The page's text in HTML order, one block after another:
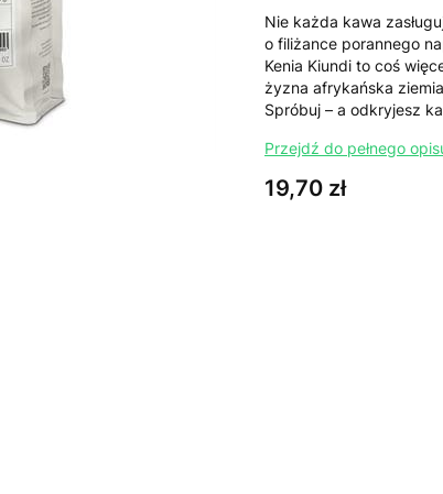
Nie każda kawa
o filiżance porannego
Kenia Kiundi to coś
żyzna afrykańska
Spróbuj – a odkryjesz
Przejdź do pełnego
Cena
19,70 zł